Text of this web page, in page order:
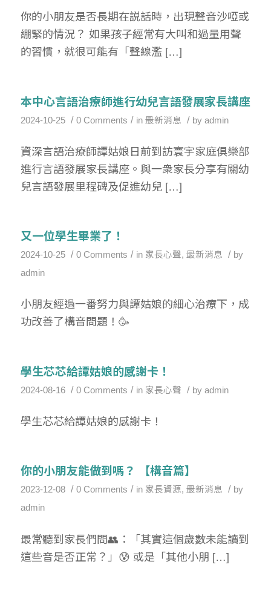
你的小朋友是否長期在説話時，出現聲音沙啞或
綳緊的情況？ 如果孩子經常有大叫和過量用聲
的習慣，就很可能有「聲線濫 […]
本中心言語治療師進行幼兒言語發展家長講座
2024-10-25 / 0 Comments / in 最新消息 / by admin
資深言語治療師譚姑娘日前到訪寰宇家庭俱樂部
進行言語發展家長講座。與一衆家長分享有關幼
兒言語發展里程碑及促進幼兒 […]
又一位學生畢業了！
2024-10-25 / 0 Comments / in 家長心聲, 最新消息 / by
admin
小朋友經過一番努力與譚姑娘的細心治療下，成
功改善了構音問題！🥳
學生芯芯給譚姑娘的感謝卡！
2024-08-16 / 0 Comments / in 家長心聲 / by admin
學生芯芯給譚姑娘的感謝卡！
你的小朋友能做到嗎？ 【構音篇】
2023-12-08 / 0 Comments / in 家長資源, 最新消息 / by
admin
最常聽到家長們問👥：「其實這個歲數未能讀到
這些音是否正常？」😰 或是「其他小朋 […]